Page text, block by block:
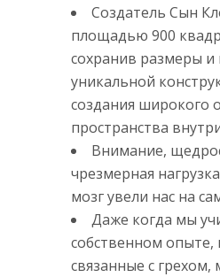
Создатель Сын
площадью 900
сохранив размеры и
уникальной
создания широкого
пространства
Внимание,
чрезмерная
мозг увели нас на
Даже когда мы
собственном опыте,
связанные с грехом,